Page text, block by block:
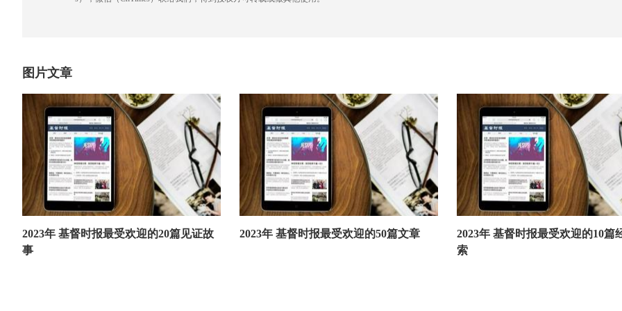
图片文章
2023年 基督时报最受欢迎的20篇见证故
事
2023年 基督时报最受欢迎的50篇文章
2023年 基督时报最受欢迎的10篇
索